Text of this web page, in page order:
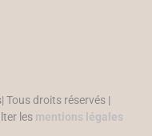
Tous droits réservés |
les mentions légales